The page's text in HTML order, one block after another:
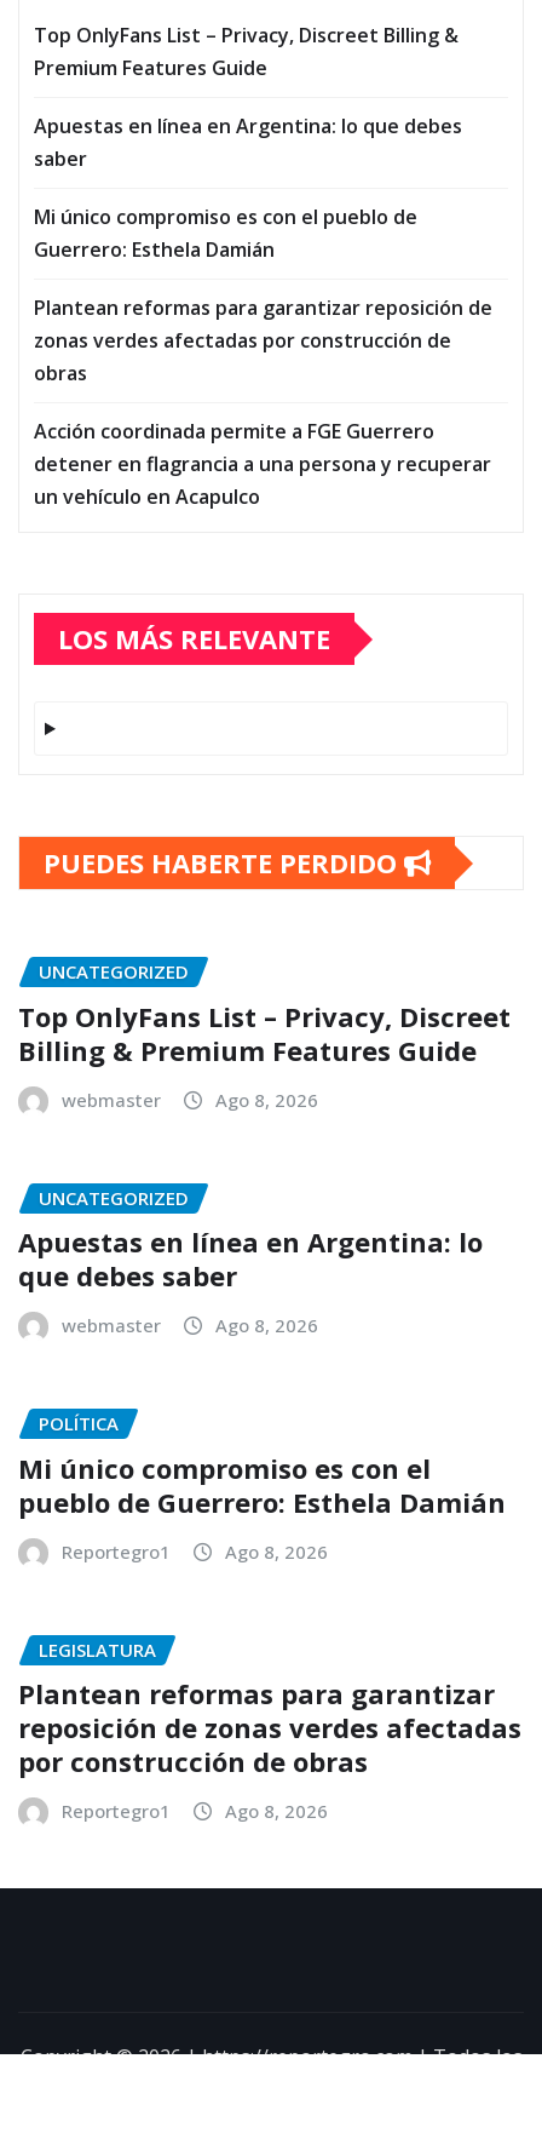
Top OnlyFans List – Privacy, Discreet Billing &
Premium Features Guide
Apuestas en línea en Argentina: lo que debes
saber
Mi único compromiso es con el pueblo de
Guerrero: Esthela Damián
Plantean reformas para garantizar reposición de
zonas verdes afectadas por construcción de
obras
Acción coordinada permite a FGE Guerrero
detener en flagrancia a una persona y recuperar
un vehículo en Acapulco
LOS MÁS RELEVANTE
PUEDES HABERTE PERDIDO
UNCATEGORIZED
Top OnlyFans List – Privacy, Discreet
Billing & Premium Features Guide
webmaster Ago 8, 2026
UNCATEGORIZED
Apuestas en línea en Argentina: lo
que debes saber
webmaster Ago 8, 2026
POLÍTICA
Mi único compromiso es con el
pueblo de Guerrero: Esthela Damián
Reportegro1 Ago 8, 2026
LEGISLATURA
Plantean reformas para garantizar
reposición de zonas verdes afectadas
por construcción de obras
Reportegro1 Ago 8, 2026
Copyright © 2026 | https://reportegro.com | Todos los